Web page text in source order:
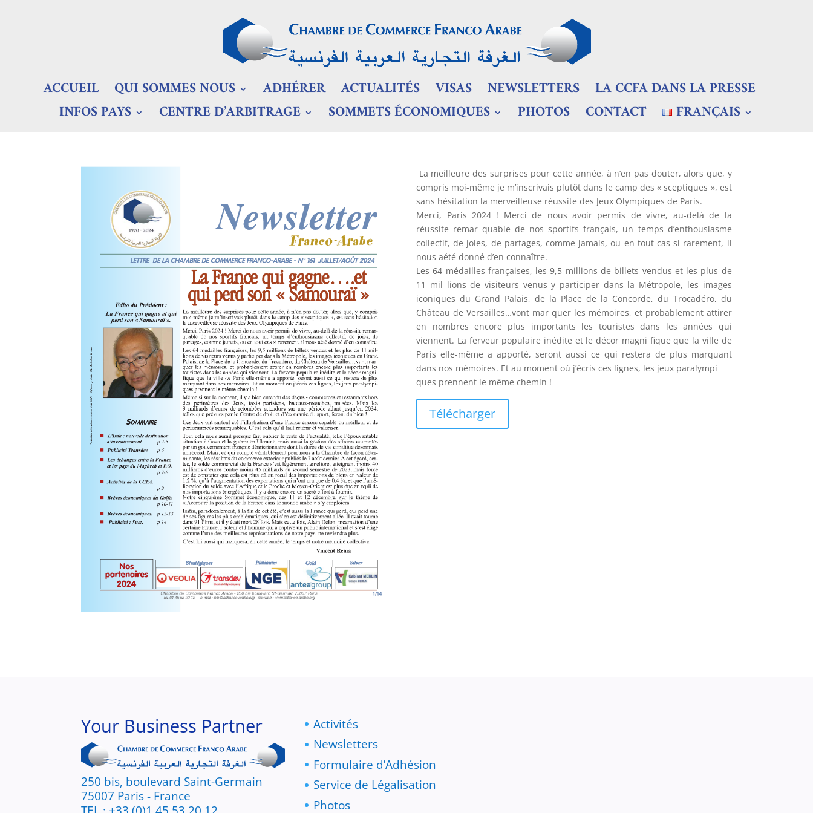
ACCUEIL QUI SOMMES NOUS ADHÉRER ACTUALITÉS VISAS NEWSLETTERS
LA CCFA DANS LA PRESSE
INFOS PAYS
CENTRE D’ARBITRAGE SOMMETS ÉCONOMIQUES PHOTOS CONTACT FRANÇAIS
La meilleure des surprises pour cette année, à n’en pas douter, alors que, y
compris moi-même je m’inscrivais plutôt dans le camp des « sceptiques », est
sans hésitation la merveilleuse réussite des Jeux Olympiques de Paris.
Merci, Paris 2024 ! Merci de nous avoir permis de vivre, au-delà de la
réussite remar quable de nos sportifs français, un temps d’enthousiasme
collectif, de joies, de partages, comme jamais, ou en tout cas si rarement, il
nous aété donné d’en connaître.
Les 64 médailles françaises, les 9,5 millions de billets vendus et les plus de
11 mil lions de visiteurs venus y participer dans la Métropole, les images
iconiques du Grand Palais, de la Place de la Concorde, du Trocadéro, du
Château de Versailles…vont mar quer les mémoires, et probablement attirer
en nombres encore plus importants les touristes dans les années qui
viennent. La ferveur populaire inédite et le décor magni fique que la ville de
Paris elle-même a apporté, seront aussi ce qui restera de plus marquant
dans nos mémoires. Et au moment où j’écris ces lignes, les jeux paralympi
ques prennent le même chemin !
Télécharger
Your Business Partner
250 bis, boulevard Saint-Germain
75007 Paris - France
Activités
Newsletters
Formulaire d’Adhésion
Service de Légalisation
Photos